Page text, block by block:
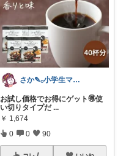
さか‎✎𓂂小学生ママを救う便利グッズ
お試し価格でお得にゲット🉐使
い切りタイプだ ...
￥ 1,674
0 0 90